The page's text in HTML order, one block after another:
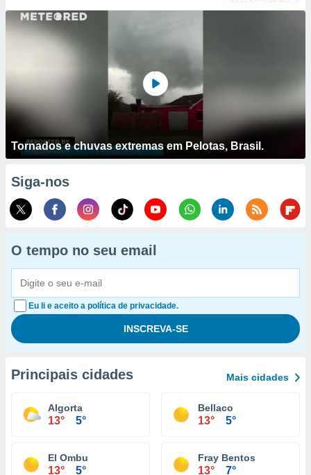
Tornados e chuvas extremas em Pelotas, Brasil.
Siga-nos
O tempo no seu email
Eu li e aceito a política de privacidade.
Principais cidades Mais cidades
Algorta
13° 5°
Bellaco
13° 5°
El Ombu
13° 5°
Fray Bentos
13° 7°